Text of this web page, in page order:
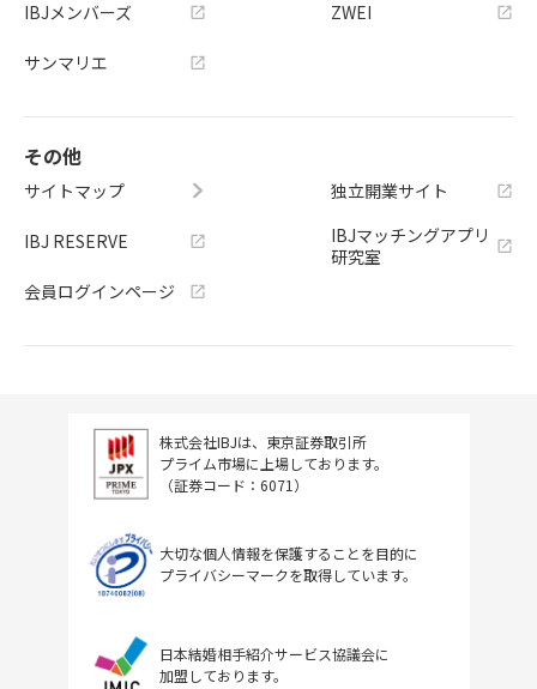
IBJメンバーズ
サンマリエ
ZWEI
その他
サイトマップ
IBJ RESERVE
会員ログインページ
独立開業サイト
IBJマッチングアプリ
研究室
株式会社IBJは、東京証券取引所
プライム市場に上場しております。
（証券コード：6071）
大切な個人情報を保護することを目的に
プライバシーマークを取得しています。
日本結婚相手紹介サービス協議会に
加盟しております。